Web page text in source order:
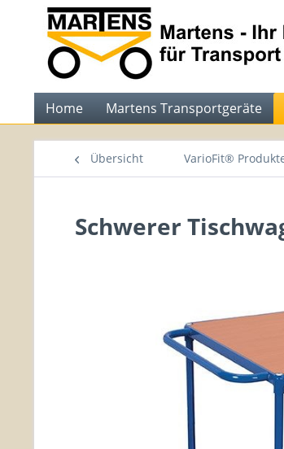
Home Martens Transportgeräte
Übersicht VarioFit®
Schwerer